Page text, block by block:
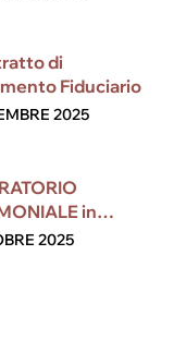
di
Fiduciario
2025
in
con ESG
2025